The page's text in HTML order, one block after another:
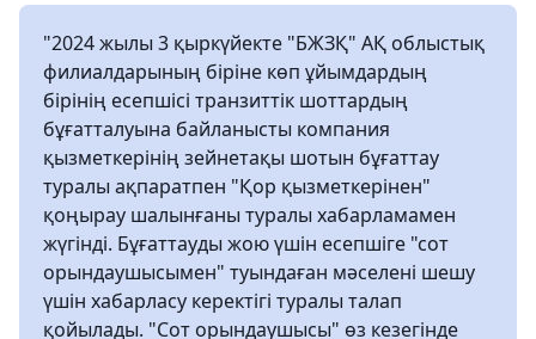
"2024 жылы 3 қыркүйекте "БЖЗҚ" АҚ облыстық
филиалдарының біріне көп ұйымдардың
бірінің есепшісі транзиттік шоттардың
бұғатталуына байланысты компания
қызметкерінің зейнетақы шотын бұғаттау
туралы ақпаратпен "Қор қызметкерінен"
қоңырау шалынғаны туралы хабарламамен
жүгінді. Бұғаттауды жою үшін есепшіге "сот
орындаушысымен" туындаған мәселені шешу
үшін хабарласу керектігі туралы талап
қойылады. "Сот орындаушысы" өз кезегінде